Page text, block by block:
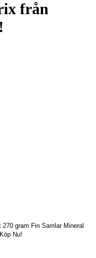
från
gram Fin Samlar Mineral
Nu!